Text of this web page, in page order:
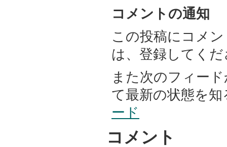
コメントの通知
この投稿にコメ
は、登録してく
また次のフィー
て最新の状態を
ード
コメント